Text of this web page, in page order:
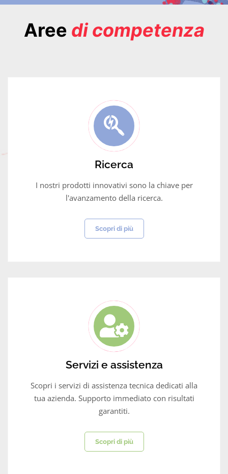
Da oltre 50 anni operiamo nel settore della Ricerca e della Diagnostica,
Aree di competenza
Ricerca
I nostri prodotti innovativi sono la chiave per
l'avanzamento della ricerca.
Scopri di più
Servizi e assistenza
Scopri i servizi di assistenza tecnica dedicati alla
tua azienda. Supporto immediato con risultati
garantiti.
Scopri di più